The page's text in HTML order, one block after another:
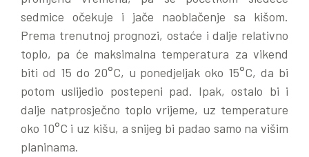
sedmice očekuje i jače naoblačenje sa kišom.
Prema trenutnoj prognozi, ostaće i dalje relativno
toplo, pa će maksimalna temperatura za vikend
biti od 15 do 20°C, u ponedjeljak oko 15°C, da bi
potom uslijedio postepeni pad. Ipak, ostalo bi i
dalje natprosječno toplo vrijeme, uz temperature
oko 10°C i uz kišu, a snijeg bi padao samo na višim
planinama.